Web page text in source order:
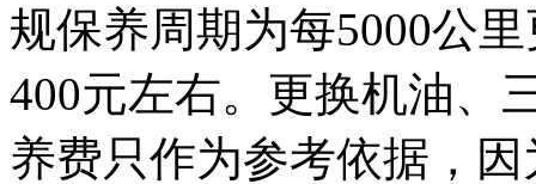
规保养周期为每5000公
400元左右。更换机油、
养费只作为参考依据，